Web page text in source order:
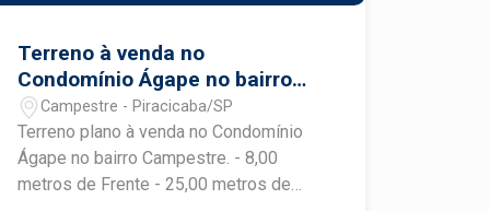
Terreno à venda no
Condomínio Ágape no bairro
Campestre
Campestre - Piracicaba/SP
Terreno plano à venda no Condomínio
Ágape no bairro Campestre. - 8,00
metros de Frente - 25,00 metros de